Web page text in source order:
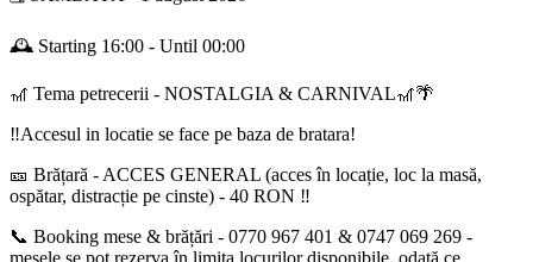
🕰️ Starting 16:00 - Until 00:00
🎢 Tema petrecerii - NOSTALGIA & CARNIVAL🎢🌴
‼️Accesul in locatie se face pe baza de bratara!
🎫 Brățară - ACCES GENERAL (acces în locație, loc la masă,
ospătar, distracție pe cinste) - 40 RON ‼️
📞 Booking mese & brățări - 0770 967 401 & 0747 069 269 -